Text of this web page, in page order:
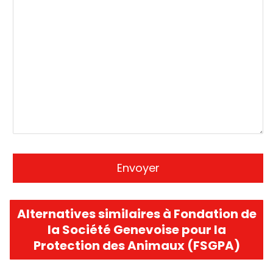
Alternatives similaires à Fondation de
la Société Genevoise pour la
Protection des Animaux (FSGPA)